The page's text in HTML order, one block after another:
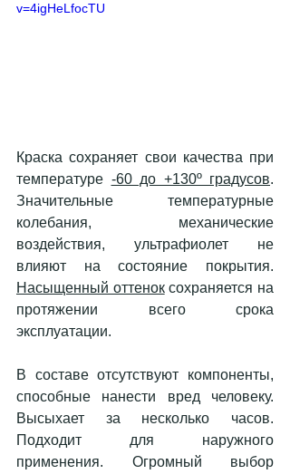
v=4igHeLfocTU
Краска сохраняет свои качества при
температуре -60 до +130º градусов.
Значительные температурные
колебания, механические
воздействия, ультрафиолет не
Насыщенный оттенок сохраняется на
протяжении всего срока
эксплуатации.
В составе отсутствуют компоненты,
способные нанести вред человеку.
Высыхает за несколько часов.
Подходит для наружного
применения. Огромный выбор